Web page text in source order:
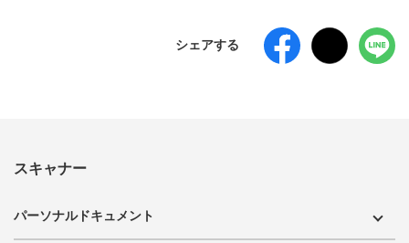
シェアする
スキャナー
パーソナルドキュメント